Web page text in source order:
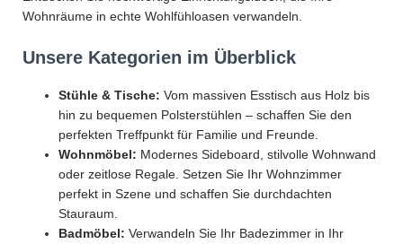
Wohnräume in echte Wohlfühloasen verwandeln.
Unsere Kategorien im Überblick
Stühle & Tische: Vom massiven Esstisch aus Holz bis
hin zu bequemen Polsterstühlen – schaffen Sie den
perfekten Treffpunkt für Familie und Freunde.
Wohnmöbel: Modernes Sideboard, stilvolle Wohnwand
oder zeitlose Regale. Setzen Sie Ihr Wohnzimmer
perfekt in Szene und schaffen Sie durchdachten
Stauraum.
Badmöbel: Verwandeln Sie Ihr Badezimmer in Ihr